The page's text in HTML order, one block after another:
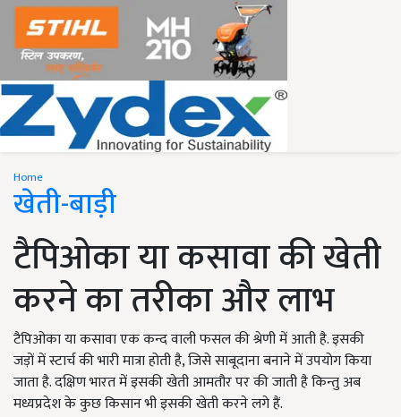
Home
खेती-बाड़ी
टैपिओका या कसावा की खेती
करने का तरीका और लाभ
टैपिओका या कसावा एक कन्द वाली फसल की श्रेणी में आती है. इसकी
जड़ों में स्टार्च की भारी मात्रा होती है, जिसे साबूदाना बनाने में उपयोग किया
जाता है. दक्षिण भारत में इसकी खेती आमतौर पर की जाती है किन्तु अब
मध्यप्रदेश के कुछ किसान भी इसकी खेती करने लगे हैं.